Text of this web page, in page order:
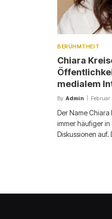
BERÜHMTHEIT
Chiara
medialem
By Admin Februar
Der Name
immer häufiger
Diskussionen